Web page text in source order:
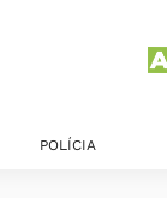
POLÍCIA